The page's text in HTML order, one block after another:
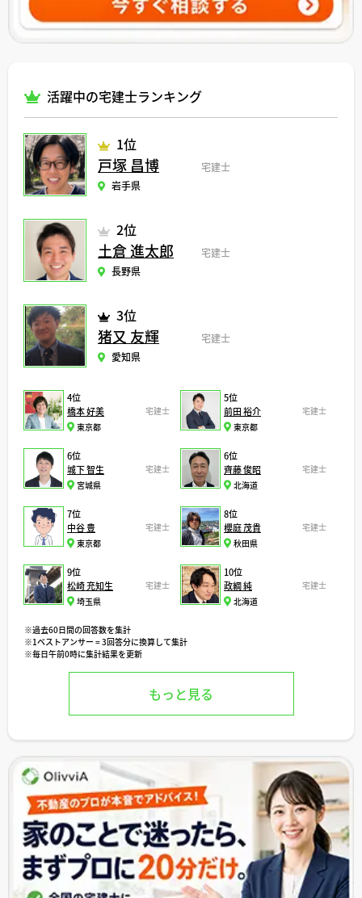
活躍中の宅建士ランキング
1位
戸塚 昌博
宅建士
岩手県
2位
土倉 進太郎
宅建士
長野県
3位
猪又 友輝
宅建士
愛知県
4位
橋本 好美
宅建士
東京都
5位
前田 裕介
宅建士
東京都
6位
城下 智生
宅建士
宮城県
6位
齊藤 俊昭
宅建士
北海道
7位
中谷 豊
宅建士
東京都
8位
櫻庭 茂貴
宅建士
秋田県
9位
松崎 充知生
宅建士
埼玉県
10位
政綱 純
宅建士
北海道
※過去60日間の回答数を集計
※1ベストアンサー = 3回答分に換算して集計
※毎日午前0時に集計結果を更新
もっと見る